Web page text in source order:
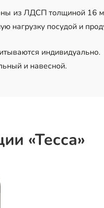
из ЛДСП толщиной 16
нагрузку посудой и
индивидуально.
и навесной.
«Тесса»